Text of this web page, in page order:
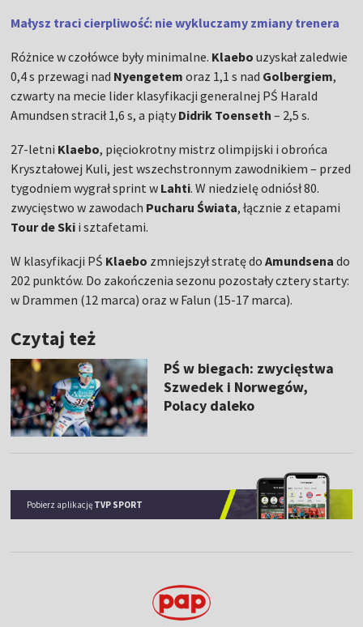
Małysz traci cierpliwość: nie wykluczamy zmiany trenera
Różnice w czołówce były minimalne. Klaebo uzyskał zaledwie
0,4 s przewagi nad Nyengetemoraz 1,1 s nad Golbergiem,
czwarty na mecie lider klasyfikacji generalnej PŚ Harald
Amundsen stracił 1,6 s, a piąty Didrik Toenseth – 2,5 s.
27-letni Klaebo, pięciokrotny mistrz olimpijski i obrońca
Kryształowej Kuli, jest wszechstronnym zawodnikiem – przed
tygodniem wygrał sprint w Lahti. W niedzielę odniósł 80.
zwycięstwo w zawodach Pucharu Świata, łącznie z etapami
Tour de Ski i sztafetami.
W klasyfikacji PŚ Klaebo zmniejszył stratę do Amundsena do
202 punktów. Do zakończenia sezonu pozostały cztery starty:
w Drammen (12 marca) oraz w Falun (15-17 marca).
Czytaj też
PŚ w biegach: zwycięstwa
Szwedek i Norwegów,
Polacy daleko
Pobierz aplikację TVP SPORT